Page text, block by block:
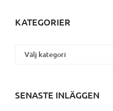
KATEGORIER
SENASTE INLÄGGEN